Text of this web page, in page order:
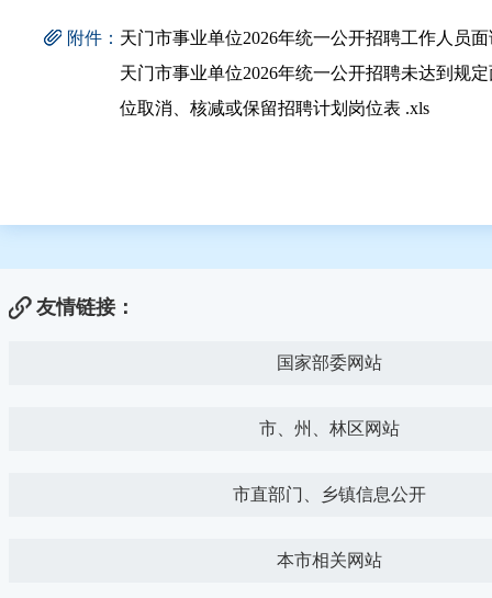
附件： 天门市事业单位2026年统一公开招聘工作人员
天门市事业单位2026年统一公开招聘未达到规
位取消、核减或保留招聘计划岗位表 .xls
友情链接：
国家部委网站
市、州、林区网站
市直部门、乡镇信息公开
本市相关网站